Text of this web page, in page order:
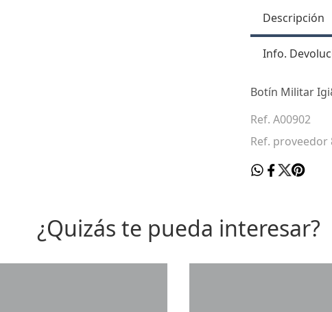
Descripción
Info.
Botín Militar
Ref. A00902
Ref. proveedor
¿Quizás te pueda interesar?